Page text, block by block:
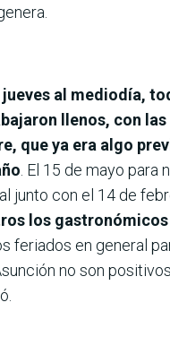
jueves al mediodía,
llenos, con
que ya era algo
. El 15 de mayo para
junto con el 14 de
los
feriados en general
no son